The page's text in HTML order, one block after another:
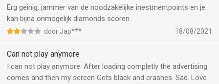
Erg geinig, jammer van de noodzakelijke inestmentpoints en je
kan bijna onmogelijk diamonds scoren
door Jap*** 18/08/2021
Can not play anymore
I can not play anymore. After loading completly the advertising
comes and then my screen Gets black and crashes. Sad. Love